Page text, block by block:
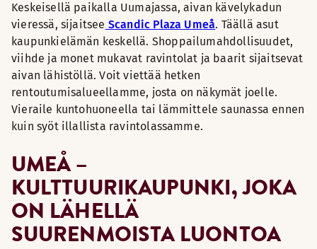
Keskeisellä paikalla Uumajassa, aivan kävelykadun
vieressä, sijaitsee Scandic Plaza Umeå. Täällä asut
kaupunkielämän keskellä. Shoppailumahdollisuudet,
viihde ja monet mukavat ravintolat ja baarit sijaitsevat
aivan lähistöllä. Voit viettää hetken
rentoutumisalueellamme, josta on näkymät joelle.
Vieraile kuntohuoneella tai lämmittele saunassa ennen
kuin syöt illallista ravintolassamme.
UMEÅ –
KULTTUURIKAUPUNKI, JOKA
ON LÄHELLÄ
SUURENMOISTA LUONTOA